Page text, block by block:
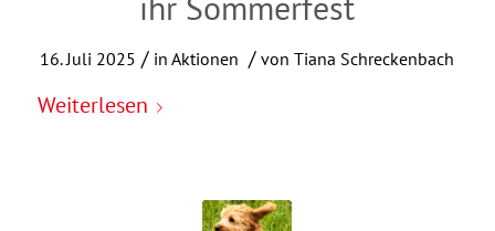
16. Juli 2025 / inAktionen / vonTiana Schreckenbach
Weiterlesen